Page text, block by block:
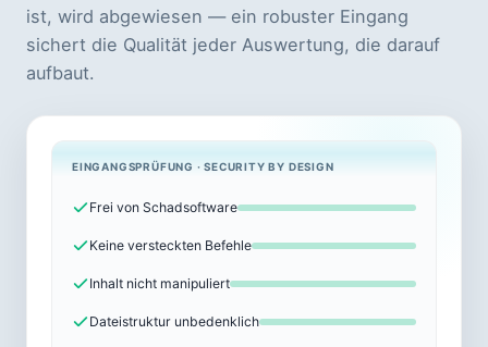
ist, wird abgewiesen — ein robuster Eingang
sichert die Qualität jeder Auswertung, die darauf
aufbaut.
EINGANGSPRÜFUNG · SECURITY BY DESIGN
Frei von Schadsoftware
Keine versteckten Befehle
Inhalt nicht manipuliert
Dateistruktur unbedenklich